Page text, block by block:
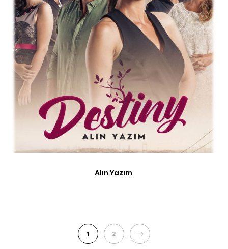
Alın Yazım
1 2